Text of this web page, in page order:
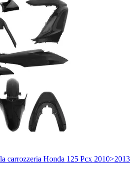
carrozzeria Honda 125 Pcx 2010>2013